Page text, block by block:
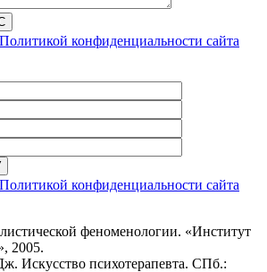
Политикой конфиденциальности сайта
Политикой конфиденциальности сайта
феноменологии. «Институт
2005.
Искусство психотерапевта. СПб.: